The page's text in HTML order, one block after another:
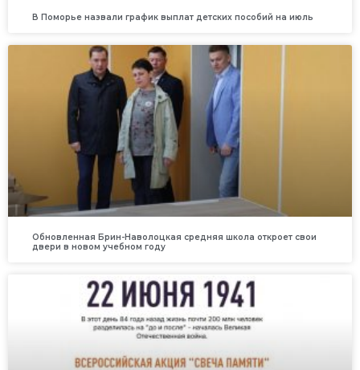
В Поморье назвали график выплат детских пособий на июль
Обновленная Брин-Наволоцкая средняя школа откроет свои
двери в новом учебном году